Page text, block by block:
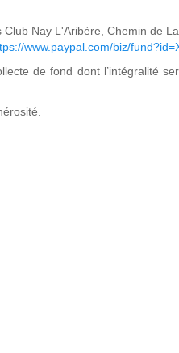
Nay L'Aribère, Chemin de
www.paypal.com/biz/
de fond dont l’intégralité